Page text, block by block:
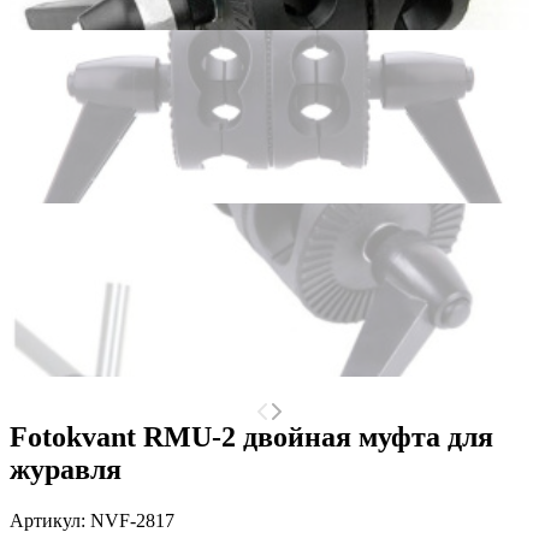
Fotokvant RMU-2 двойная муфта для
журавля
Артикул: NVF-2817